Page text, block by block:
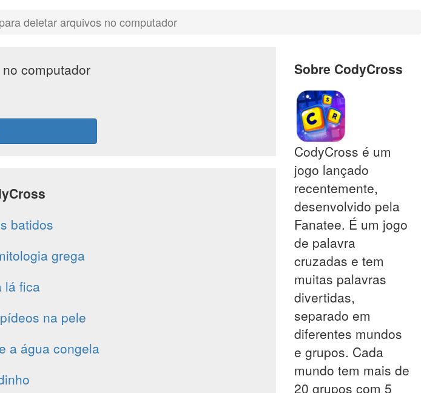
deletar arquivos no computador
computador
batidos
grega
lá fica
na pele
a água congela
Sobre CodyCross
CodyCross é um
jogo lançado
recentemente,
desenvolvido pela
Fanatee. É um jogo
de palavra
cruzadas e tem
muitas palavras
divertidas,
separado em
diferentes mundos
e grupos. Cada
mundo tem mais de
20 grupos com 5